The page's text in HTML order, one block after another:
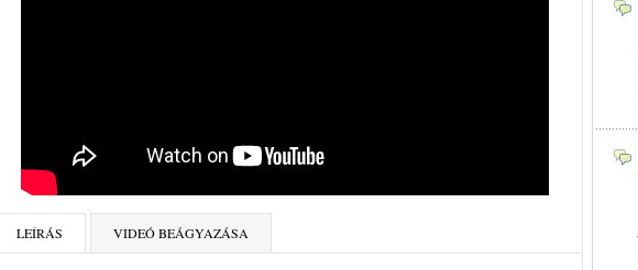
LEÍRÁS VIDEÓ BEÁGYAZÁSA